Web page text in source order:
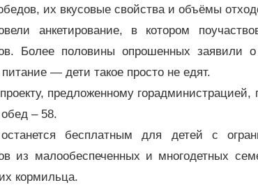
их вкусовые свойства и объёмы
анкетирование, в котором
Более половины опрошенных
— дети такое просто не едят.
предложенному
– 58.
бесплатным для детей с
из малообеспеченных и многодетных
кормильца.